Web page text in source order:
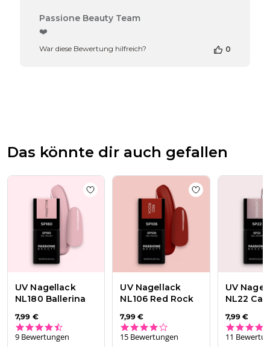
Kommentare
Inhabers
Apr
2026
Passione Beauty Team
❤️
War diese Bewertung hilfreich? 0
Das könnte dir auch gefallen
Add to wishlist UV Nagellack NL180
UV Nagellack
NL180 Ballerina
7,99 €
9 Bewertungen
Add to wishlist
UV Nagellack
NL106 Red Rock
7,99 €
15 Bewertungen
UV
NL22
7,99 €
11